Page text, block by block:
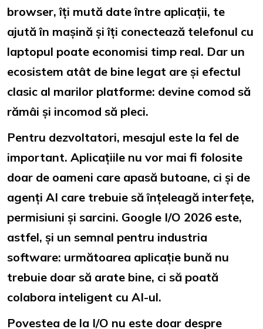
browser, îți mută date între aplicații, te
ajută în mașină și îți conectează telefonul cu
laptopul poate economisi timp real. Dar un
ecosistem atât de bine legat are și efectul
clasic al marilor platforme: devine comod să
rămâi și incomod să pleci.
Pentru dezvoltatori, mesajul este la fel de
important. Aplicațiile nu vor mai fi folosite
doar de oameni care apasă butoane, ci și de
agenți AI care trebuie să înțeleagă interfețe,
permisiuni și sarcini. Google I/O 2026 este,
astfel, și un semnal pentru industria
software: următoarea aplicație bună nu
trebuie doar să arate bine, ci să poată
colabora inteligent cu AI-ul.
Povestea de la I/O nu este doar despre